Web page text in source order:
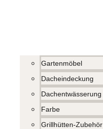
Gartenmöbel
Dacheindeckung
Dachentwässerung
Farbe
Grillhütten-Zubehör